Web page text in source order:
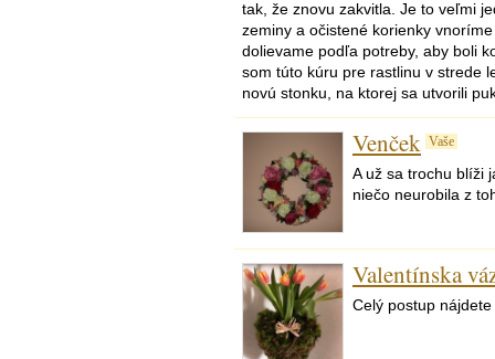
tak, že znovu zakvitla. Je to veľmi
zeminy a očistené korienky
dolievame podľa potreby, aby boli
som túto kúru pre rastlinu v strede
novú stonku, na ktorej sa utvorili
Venček Vaše
A už sa trochu blíži
niečo neurobila z
Valentínska
Celý postup